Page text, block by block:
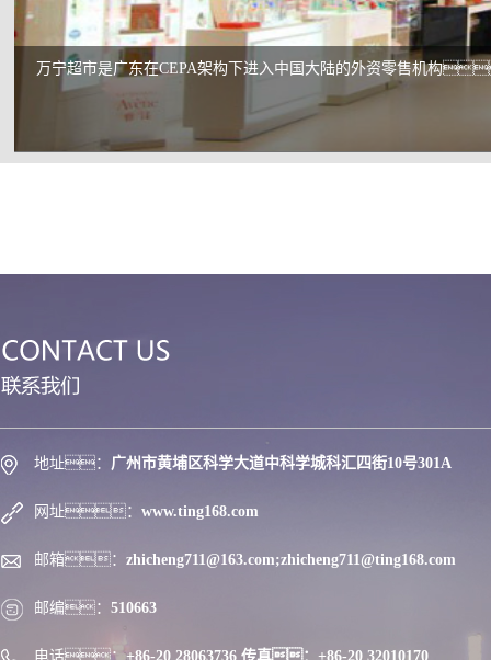
to provide better quality, more ideal service
大家乐集团是亚洲餐饮上市集团之一，致力经营连锁
地址： 广州市黄埔区科学大道中科学城科汇四街10号301A
网址： www.ting168.com
邮箱： zhicheng711@163.com;zhicheng711@ting168.com
邮编： 510663
电话：+86-20 28063736 传真：+86-20 32010170